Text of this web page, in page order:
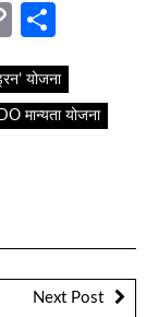
Copy
योजना
मान्यता योजना
Next Post